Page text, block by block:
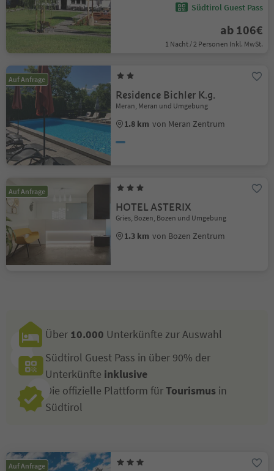
Südtirol Guest Pass
ab 106€
1 Nacht / 2 Personen Inkl. MwSt.
Auf Anfrage
Residence Bichler K.g.
Meran, Meran und Umgebung
1.8 km von Meran Zentrum
Auf Anfrage
HOTEL ASTERIX
Gries, Bozen, Bozen und Umgebung
1.3 km von Bozen Zentrum
Über 10.000 Unterkünfte zur Auswahl
Südtirol Guest Pass in über 90% der
Unterkünfte inklusive
Die offizielle Plattform fürTourismus in
Südtirol
Auf Anfrage